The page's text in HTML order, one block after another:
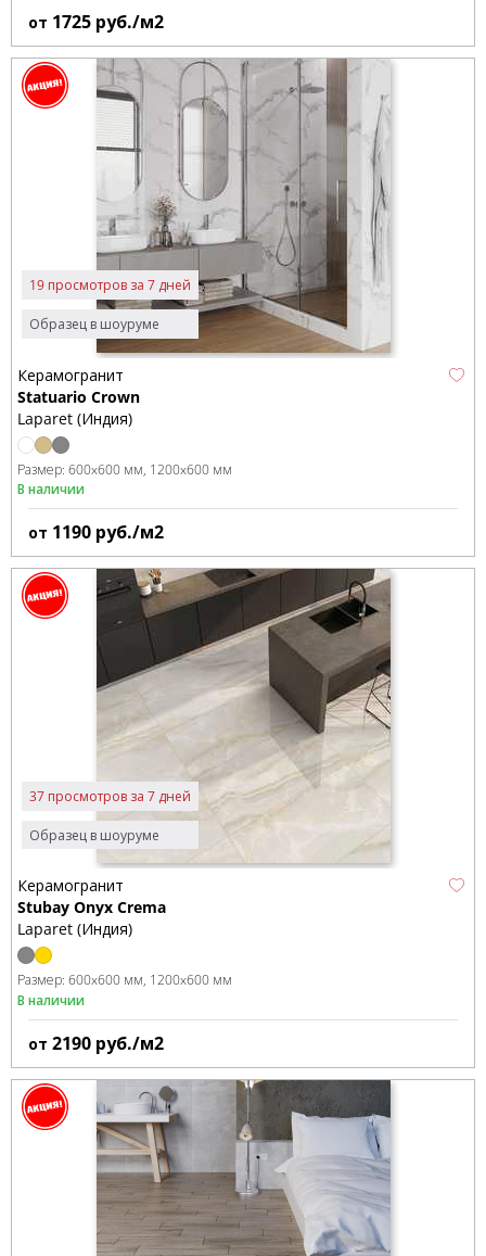
от 1725 руб./м2
Образец в шоуруме
19 просмотров за 7 дней
Керамогранит
Statuario Crown
Laparet (Индия)
Размер: 600x600 мм 1200x600 мм
В наличии
от 1190 руб./м2
Образец в шоуруме
37 просмотров за 7 дней
Керамогранит
Stubay Onyx Crema
Laparet (Индия)
Размер: 600x600 мм 1200x600 мм
В наличии
от 2190 руб./м2